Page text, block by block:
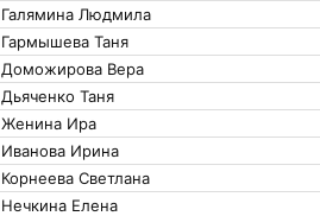
Галямина Людмила
Гармышева Таня
Доможирова Вера
Дьяченко Таня
Женина Ира
Иванова Ирина
Корнеева Светлана
Нечкина Елена